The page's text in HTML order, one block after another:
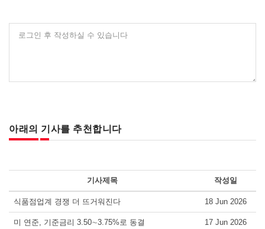
로그인 후 작성하실 수 있습니다
아래의 기사를 추천합니다
기사제목 작성일
식품점업계 경쟁 더 뜨거워진다 18 Jun 2026
미 연준, 기준금리 3.50∼3.75%로 동결 17 Jun 2026